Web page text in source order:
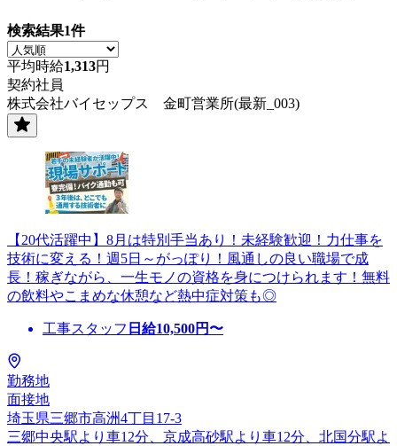
検索結果1件
平均時給1,313円
契約社員
株式会社バイセップス 金町営業所(最新_003)
【20代活躍中】8月は特別手当あり！未経験歓迎！力仕事を
技術に変える！週5日～がっぽり！風通しの良い職場で成
長！稼ぎながら、一生モノの資格を身につけられます！無料
の飲料やこまめな休憩など熱中症対策も◎
工事スタッフ 日給10,500円〜
勤務地
面接地
埼玉県三郷市高洲4丁目17-3
三郷中央駅より車12分、京成高砂駅より車12分、北国分駅よ